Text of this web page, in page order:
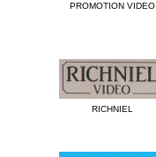
PROMOTION VIDEO
RICHNIEL